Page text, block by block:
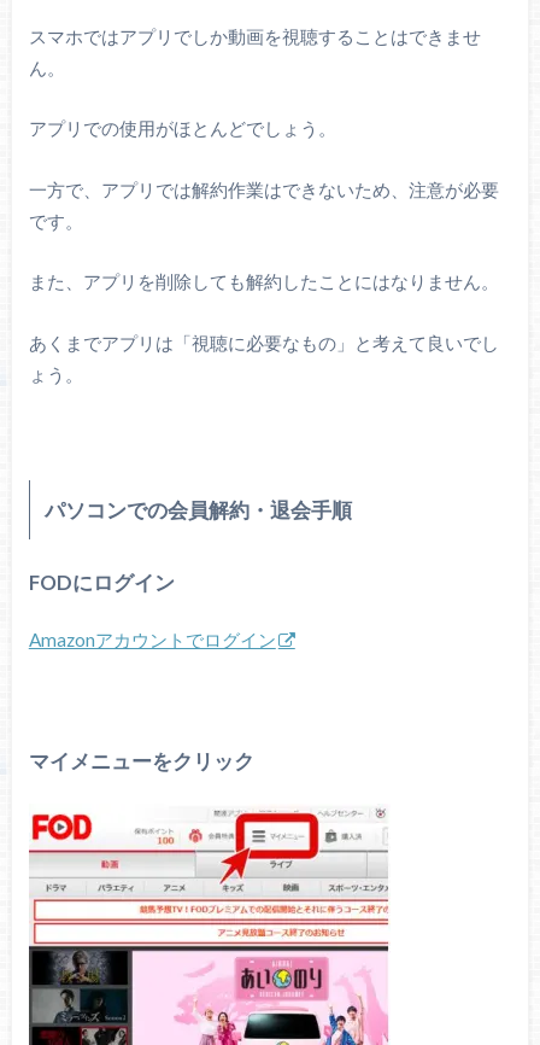
スマホではアプリでしか動画を視聴することはできませ
ん。
アプリでの使用がほとんどでしょう。
一方で、アプリでは解約作業はできないため、注意が必要
です。
また、アプリを削除しても解約したことにはなりません。
あくまでアプリは「視聴に必要なもの」と考えて良いでし
ょう。
パソコンでの会員解約・退会手順
FODにログイン
Amazonアカウントでログイン
マイメニューをクリック